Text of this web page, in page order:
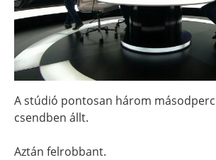
A stúdió pontosan három
csendben állt.
Aztán felrobbant.